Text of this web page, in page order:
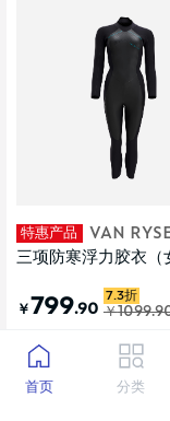
特惠产品 VAN
三项防寒浮力胶衣（
￥799.90
7.3折
￥1099
首页 分类